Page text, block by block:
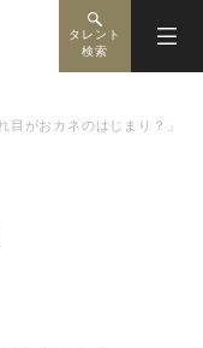
タレント
検索
がおカネのはじまり？」